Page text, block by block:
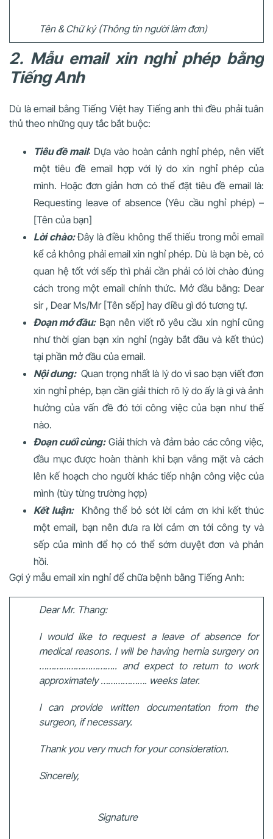
Tên & Chữ ký (Thông tin người làm đơn)
2. Mẫu email xin nghỉ phép bằng
Tiếng Anh
Dù là email bằng Tiếng Việt hay Tiếng anh thì đều phải tuân
thủ theo những quy tắc bắt buộc:
Tiêu đề mail: Dựa vào hoàn cảnh nghỉ phép, nên viết
một tiêu đề email hợp với lý do xin nghỉ phép của
mình. Hoặc đơn giản hơn có thể đặt tiêu đề email là:
Requesting leave of absence (Yêu cầu nghỉ phép) –
[Tên của bạn]
Lời chào:Đây là điều không thể thiếu trong mỗi email
kể cả không phải email xin nghỉ phép. Dù là bạn bè, có
quan hệ tốt với sếp thì phải cần phải có lời chào đúng
cách trong một email chính thức. Mở đầu bằng: Dear
sir , Dear Ms/Mr [Tên sếp] hay điều gì đó tương tự.
Đoạn mở đầu:Bạn nên viết rõ yêu cầu xin nghỉ cũng
như thời gian bạn xin nghỉ (ngày bắt đầu và kết thúc)
tại phần mở đầu của email.
Nội dung:Quan trọng nhất là lý do vì sao bạn viết đơn
xin nghỉ phép, bạn cần giải thích rõ lý do ấy là gì và ảnh
hưởng của vấn đề đó tới công việc của bạn như thế
nào.
Đoạn cuối cùng:Giải thích và đảm bảo các công việc,
đầu mục được hoàn thành khi bạn vắng mặt và cách
lên kế hoạch cho người khác tiếp nhận công việc của
mình (tùy từng trường hợp)
Kết luận:Không thể bỏ sót lời cảm ơn khi kết thúc
một email, bạn nên đưa ra lời cảm ơn tới công ty và
sếp của mình để họ có thể sớm duyệt đơn và phản
hồi.
Gợi ý mẫu email xin nghỉ để chữa bệnh bằng Tiếng Anh:
Dear Mr. Thang:
I would like to request a leave of absence for
medical reasons. I will be having hernia surgery on
………………………….. and expect to return to work
approximately ………………. weeks later.
I can provide written documentation from the
surgeon, if necessary.
Thank you very much for your consideration.
Sincerely,
Signature